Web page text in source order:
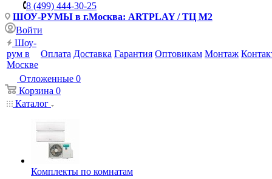
8 (499) 444-30-25
ШОУ-РУМЫ в г.Москва: ARTPLAY / ТЦ М2
Войти
Шоу-
рум в
Москве
Оплата Доставка Гарантия Оптовикам Монтаж
Отложенные 0
Корзина 0
Каталог
Комплекты по комнатам